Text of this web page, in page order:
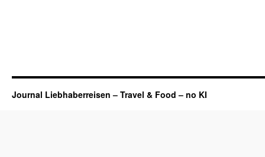
Journal Liebhaberreisen – Travel & Food – no KI